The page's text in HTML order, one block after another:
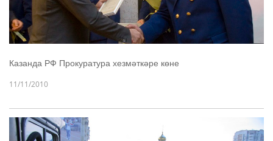
Казанда РФ Прокуратура хезмәткәре көне
11/11/2010